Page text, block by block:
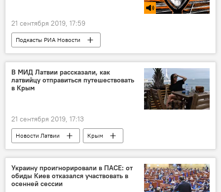
21 сентября 2019, 17:59
Подкасты РИА Новости
Радио Sputnik Латвия
нефть
Саудовская Аравия
В МИД Латвии рассказали, как
латвийцу отправиться путешествовать
в Крым
21 сентября 2019, 17:13
Новости Латвии
Крым
МИД Латвии
путешествие
Латвия
Украину проигнорировали в ПАСЕ: от
обиды Киев отказался участвовать в
осенней сессии